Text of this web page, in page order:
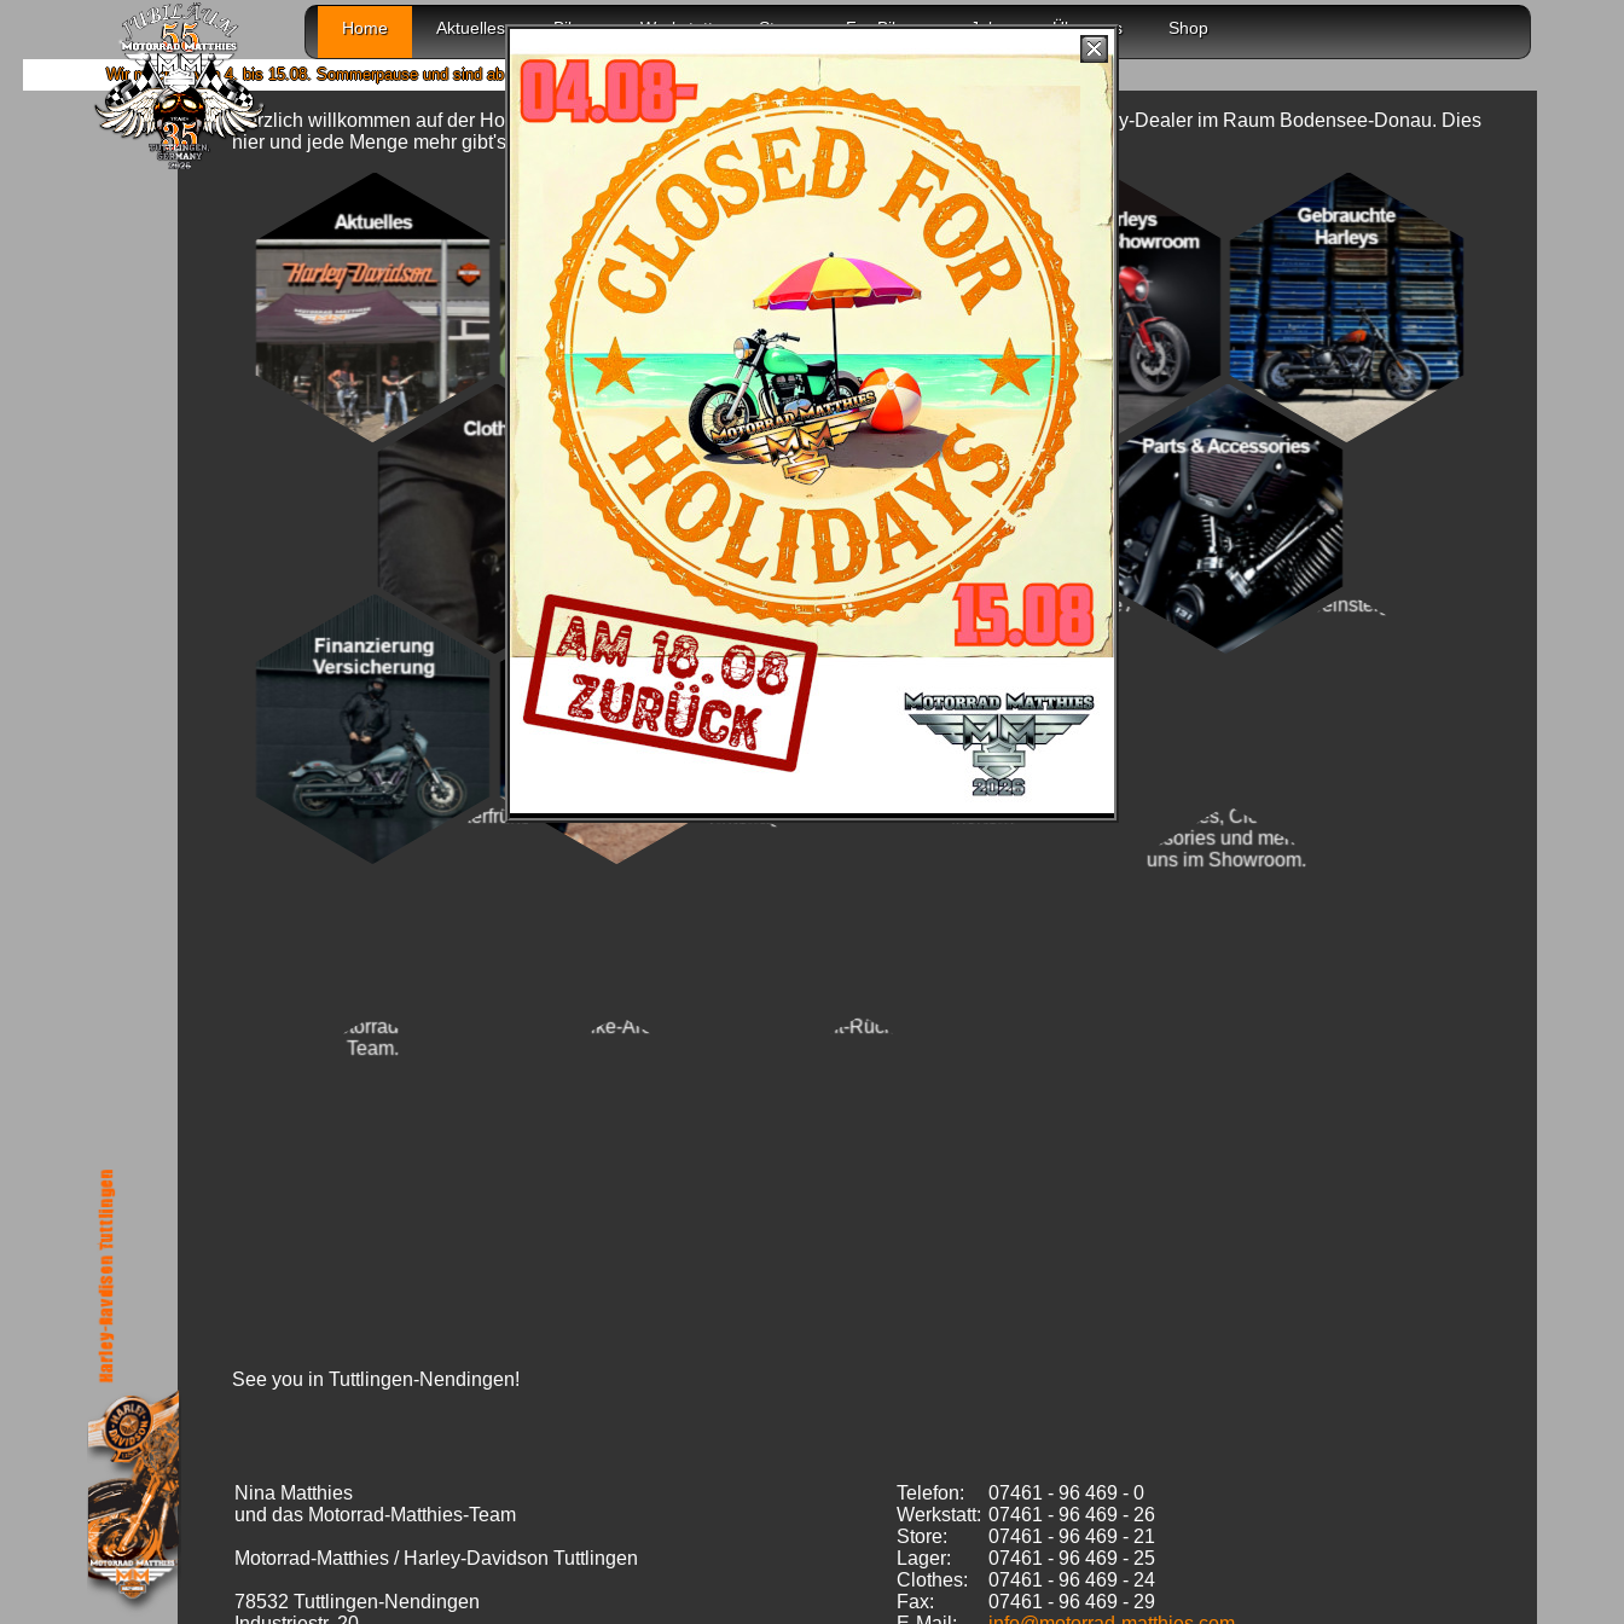
Home Aktuelles Bikes Werkstatt Store For Bikers Jobs Über uns Shop
Wir machen von 4. bis 15.08. Sommerpause und sind ab 18.08. wieder mit voller Power für Euch da!
Herzlich willkommen auf der Homepage von Motorrad-Matthies / Harley-Davidson Tuttlingen, dem Harley-Dealer im Raum Bodensee-Donau. Dies
hier und jede Menge mehr gibt's bei uns:
See you in Tuttlingen-Nendingen!
Nina Matthies
und das Motorrad-Matthies-Team
Motorrad-Matthies / Harley-Davidson Tuttlingen
78532 Tuttlingen-Nendingen
Telefon:
Werkstatt:
Store:
Lager:
Clothes:
Fax:
07461 - 96 469 - 0
07461 - 96 469 - 26
07461 - 96 469 - 21
07461 - 96 469 - 25
07461 - 96 469 - 24
07461 - 96 469 - 29